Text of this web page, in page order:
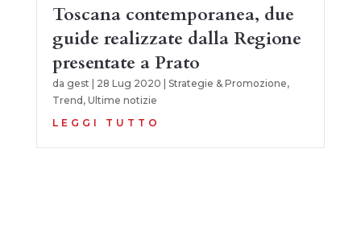
Toscana contemporanea, due
guide realizzate dalla Regione
presentate a Prato
da gest 28 Lug 2020 Strategie & Promozione,
Trend , Ultime notizie
LEGGI TUTTO